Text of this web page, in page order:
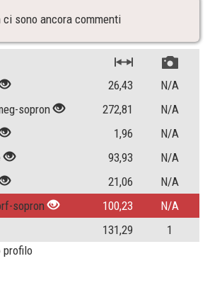
ci sono ancora commenti
26,43
N/A
sopron
272,81
N/A
1,96
N/A
93,93
N/A
21,06
N/A
sopron
100,23
N/A
131,29
1
profilo